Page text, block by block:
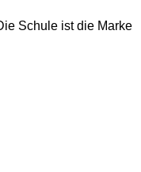
Schule ist die Marke